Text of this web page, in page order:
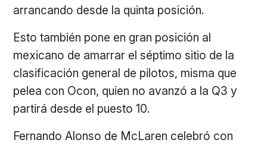
arrancando desde la quinta posición.
Esto también pone en gran posición al
mexicano de amarrar el séptimo sitio de la
clasificación general de pilotos, misma que
pelea con Ocon, quien no avanzó a la Q3 y
partirá desde el puesto 10.
Fernando Alonso de McLaren celebró con